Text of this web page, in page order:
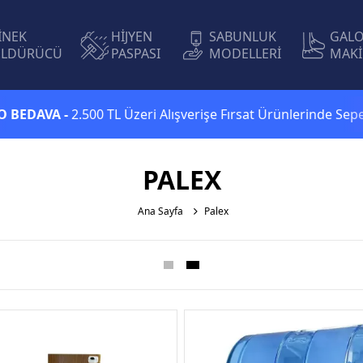
HİJYEN
PASPASI
SABUNLUK
MODELLERİ
-2.500 TL Üzeri Alışverişe Fırsat Ürünlerinde Sepette
PALEX
Ana Sayfa Palex